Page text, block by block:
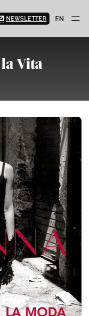
NEWSLETTER EN
Vita